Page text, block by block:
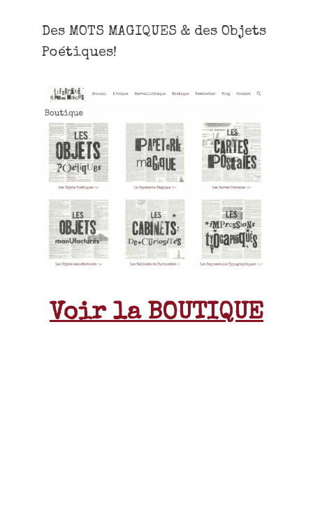
Des MOTS MAGIQUES & des Objets
Poétiques!
Voir la BOUTIQUE